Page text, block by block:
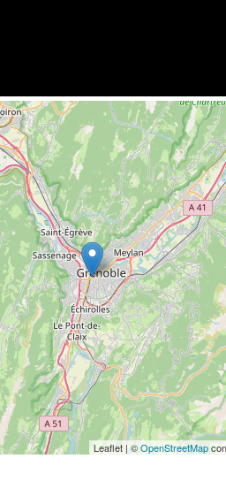
Leaflet | ©OpenStreetMap